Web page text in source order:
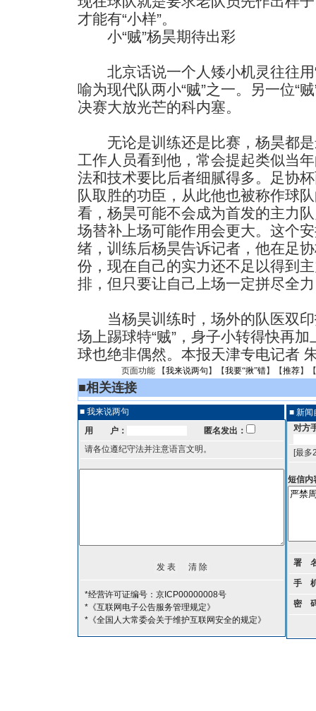
才能有“小样”。
小“贼”杨昊期待出彩
北京话说一个人矮小机灵往往用
喻为现代队两小“贼”之一。另一位“
决赛大放光芒的科内塞。
无论是训练还是比赛，杨昊都是
工作人员看到他，常会提起类似当
法和技术要比后者细腻得多。足协
队取胜的功臣，从此他也被称作球
看，杨昊可能不会成为首发的主力
场替补上场可能作用会更大。这个
绪，训练后杨昊告诉记者，他在足
份，现在自己的实力还不足以得到
排，但只要让自己上场一定拼尽全
当杨昊训练时，场外的队医双印
场上踢球特“贼”，身子小转得快再
球也绝非偶然。本报天津专电记者
页面功能 【我来说两句 】【我要“揪”错】【推荐】
■相关连接
■ 我来说两句
用 户：
匿名发出：
请各位遵纪守法并注意语言文明。
*经营许可证编号：京ICP00000008号
*《互联网电子公告服务管理规定》
*《全国人大常委会关于维护互联网安全的规定》
■ 新闻
对方
[最多
短信内
署
手
密